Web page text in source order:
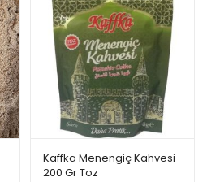
Kaffka Menengiç Kahvesi
200 Gr Toz